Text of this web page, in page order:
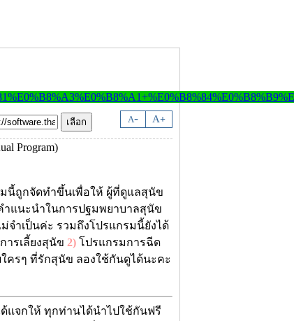
A- A+
นี้ถูกจัดทำขึ้นเพื่อให้ ผู้ที่ดูแลสุนัข
ำแนะนำในการปฐมพยาบาลสุนัข
จำเป็นค่ะ รวมถึงโปรแกรมนี้ยังได้
ารเลี้ยงสุนัข 2) โปรแกรมการฉีด
รๆ ที่รักสุนัข ลองใช้กันดูได้นะคะ
ด้แจกให้ ทุกท่านได้นำไปใช้กันฟรี